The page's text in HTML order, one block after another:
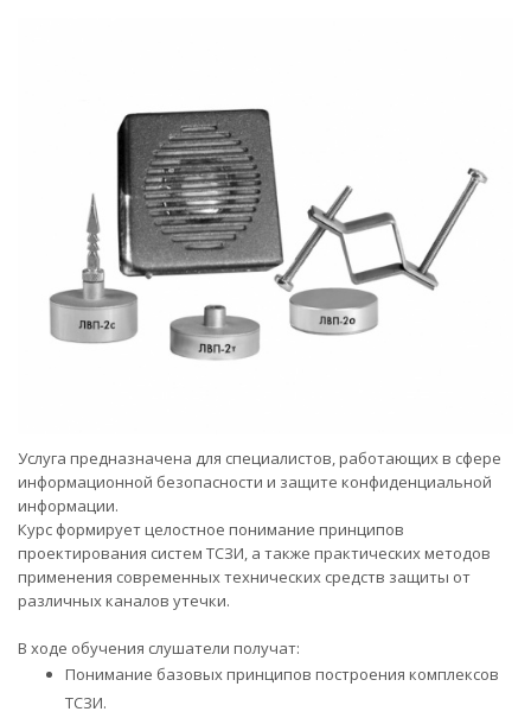
Услуга предназначена для специалистов, работающих в сфере
информационной безопасности и защите конфиденциальной
информации.
Курс формирует целостное понимание принципов
проектирования систем ТСЗИ, а также практических методов
применения современных технических средств защиты от
различных каналов утечки.
В ходе обучения слушатели получат:
Понимание базовых принципов построения комплексов
ТСЗИ.